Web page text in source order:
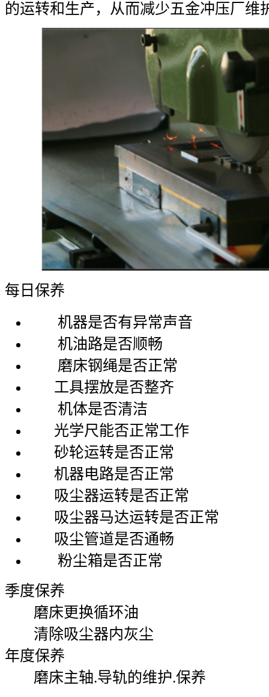
的运转和生产，从而减少五金冲压厂维
每日保养
机器是否有异常声音
机油路是否顺畅
磨床钢绳是否正常
工具摆放是否整齐
机体是否清洁
光学尺能否正常工作
砂轮运转是否正常
机器电路是否正常
吸尘器运转是否正常
吸尘器马达运转是否正常
吸尘管道是否通畅
粉尘箱是否正常
季度保养
磨床更换循环油
清除吸尘器内灰尘
年度保养
磨床主轴.导轨的维护.保养